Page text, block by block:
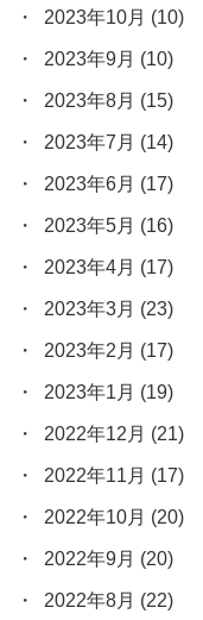
2023年10月 (10)
2023年9月 (10)
2023年8月 (15)
2023年7月 (14)
2023年6月 (17)
2023年5月 (16)
2023年4月 (17)
2023年3月 (23)
2023年2月 (17)
2023年1月 (19)
2022年12月 (21)
2022年11月 (17)
2022年10月 (20)
2022年9月 (20)
2022年8月 (22)